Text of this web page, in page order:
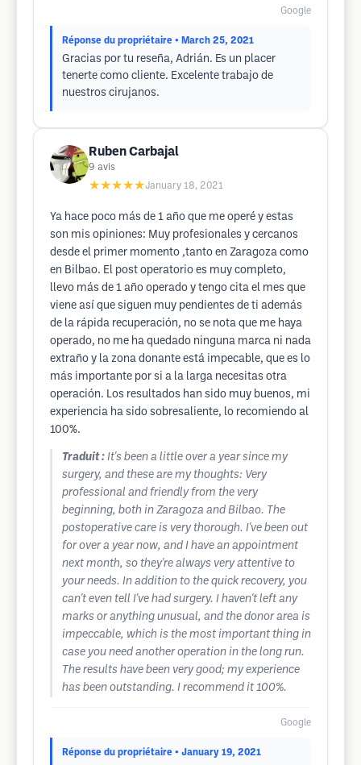
Google
Réponse du propriétaire • March 25, 2021
Gracias por tu reseña, Adrián. Es un placer
tenerte como cliente. Excelente trabajo de
nuestros cirujanos.
Ruben Carbajal
9 avis
★★★★★January 18, 2021
Ya hace poco más de 1 año que me operé y estas
son mis opiniones: Muy profesionales y cercanos
desde el primer momento ,tanto en Zaragoza como
en Bilbao. El post operatorio es muy completo,
llevo más de 1 año operado y tengo cita el mes que
viene así que siguen muy pendientes de ti además
de la rápida recuperación, no se nota que me haya
operado, no me ha quedado ninguna marca ni nada
extraño y la zona donante está impecable, que es lo
más importante por si a la larga necesitas otra
operación. Los resultados han sido muy buenos, mi
experiencia ha sido sobresaliente, lo recomiendo al
100%.
Traduit : It's been a little over a year since my
surgery, and these are my thoughts: Very
professional and friendly from the very
beginning, both in Zaragoza and Bilbao. The
postoperative care is very thorough. I've been out
for over a year now, and I have an appointment
next month, so they're always very attentive to
your needs. In addition to the quick recovery, you
can't even tell I've had surgery. I haven't left any
marks or anything unusual, and the donor area is
impeccable, which is the most important thing in
case you need another operation in the long run.
The results have been very good; my experience
has been outstanding. I recommend it 100%.
Google
Réponse du propriétaire • January 19, 2021